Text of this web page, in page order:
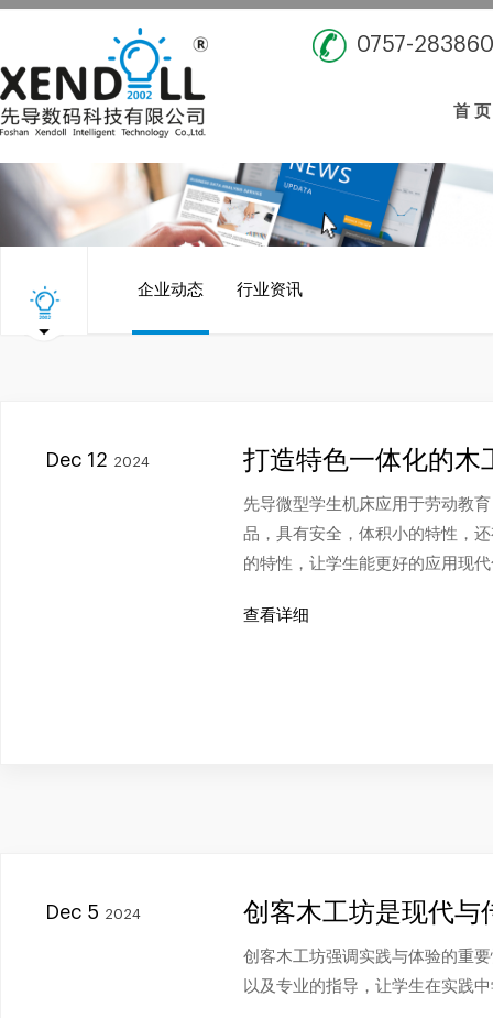
0757-
首 页
企业动态 行业资讯
Dec 12 2024 打造特色一体化的木
先导微型学生机床应用于劳动教
品，具有安全，体积小的特性，
的特性，让学生能更好的应用现
查看详细
Dec 5 2024 创客木工坊是现代与
创客木工坊强调实践与体验的重
以及专业的指导，让学生在实践